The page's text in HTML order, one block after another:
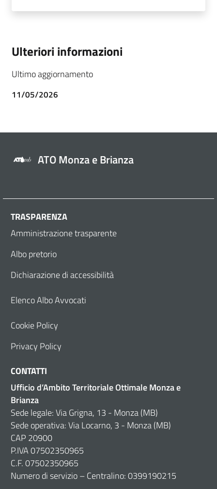
Ulteriori informazioni
Ultimo aggiornamento
11/05/2026
ATO Monza e Brianza
TRASPARENZA
Amministrazione trasparente
Albo pretorio
Dichiarazione di accessibilità
Elenco Albo Avvocati
Cookie Policy
Privacy Policy
CONTATTI
Ufficio d’Ambito Territoriale Ottimale Monza e
Brianza
Sede legale: Via Grigna, 13 - Monza (MB)
Sede operativa: Via Locarno, 3 - Monza (MB)
CAP 20900
P.IVA 07502350965
C.F. 07502350965
Numero di servizio – Centralino: 0399190215